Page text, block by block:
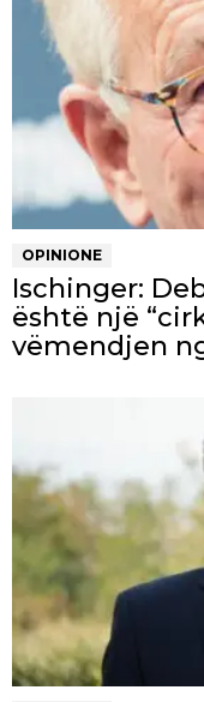
OPINIONE
Ischinger:
është një
vëmendjen